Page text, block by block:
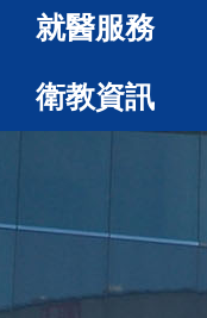
就醫服務
衛教資訊